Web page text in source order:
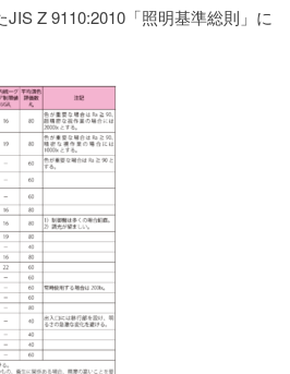
Z 9110:2010「照明基準総則」に